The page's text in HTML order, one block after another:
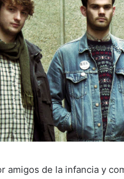
amigos de la infancia y